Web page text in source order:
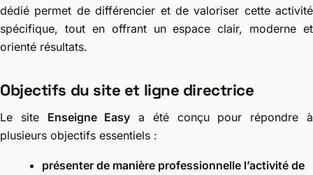
dédié permet de différencier et de valoriser cette activité
spécifique, tout en offrant un espace clair, moderne et
orienté résultats.
Objectifs du site et ligne directrice
Le site Enseigne Easy a été conçu pour répondre à
plusieurs objectifs essentiels :
présenter de manière professionnelle l’activité de